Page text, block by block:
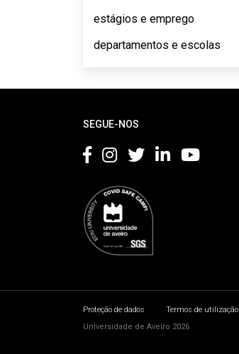
estágios e emprego
departamentos e escolas
SEGUE-NOS
Proteção de dados Termos de utilização
Universidade de Aveiro 2026